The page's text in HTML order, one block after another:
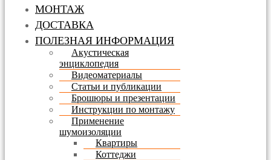
МОНТАЖ
ДОСТАВКА
ПОЛЕЗНАЯ ИНФОРМАЦИЯ
Акустическая
энциклопедия
Видеоматериалы
Статьи и публикации
Брошюры и презентации
Инструкции по монтажу
Применение
шумоизоляции
Квартиры
Коттеджи